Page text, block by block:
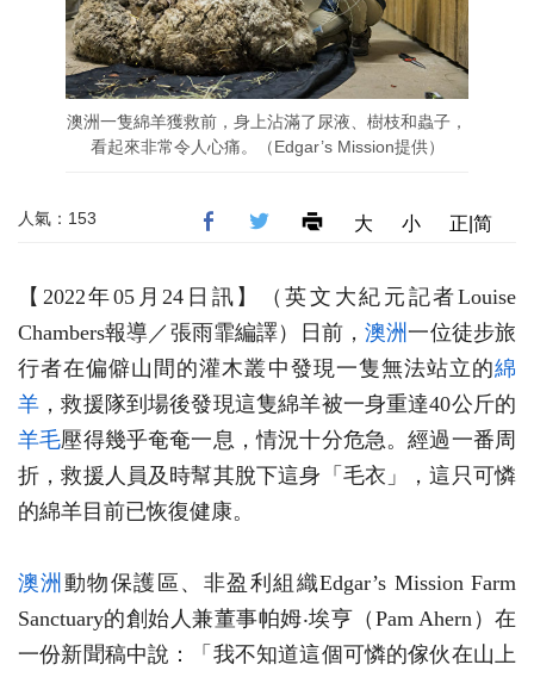
澳洲一隻綿羊獲救前，身上沾滿了尿液、樹枝和蟲子，
看起來非常令人心痛。（Edgar’s Mission提供）
人氣：153 大 小 正|简
【2022年05月24日訊】
（英文大紀元記者Louise
Chambers報導／張雨霏編譯） 日前，澳洲一位徒步旅
行者在偏僻山間的灌木叢中發現一隻無法站立的綿
羊 ，救援隊到場後發現這隻綿羊被一身重達40公斤的
羊毛壓得幾乎奄奄一息，情況十分危急。經過一番周
折，救援人員及時幫其脫下這身「毛衣」，這只可憐
的綿羊目前已恢復健康。
澳洲 動物保護區、非盈利組織Edgar’s Mission Farm
Sanctuary的創始人兼董事帕姆‧埃亨（Pam Ahern）在
一份新聞稿中說：「我不知道這個可憐的傢伙在山上